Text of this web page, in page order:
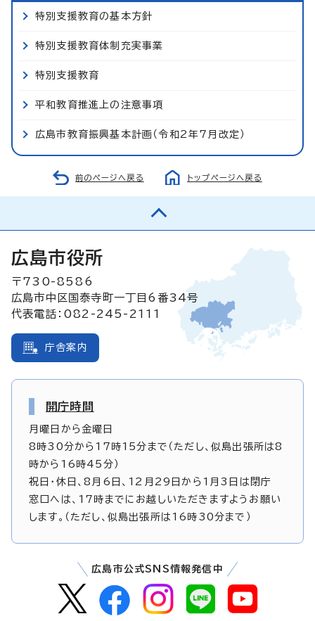
特別支援教育の基本方針
特別支援教育体制充実事業
特別支援教育
平和教育推進上の注意事項
広島市教育振興基本計画（令和2年7月改定）
前のページへ戻る トップページへ戻る
広島市役所
〒730-8586
広島市中区国泰寺町一丁目6番34号
代表電話：082-245-2111
庁舎案内
開庁時間
月曜日から金曜日
8時30分から17時15分まで（ただし、似島出張所は8
時から16時45分）
祝日・休日、8月6日、12月29日から1月3日は閉庁
窓口へは、17時までにお越しいただきますようお願い
します。（ただし、似島出張所は16時30分まで）
広島市公式SNS情報発信中